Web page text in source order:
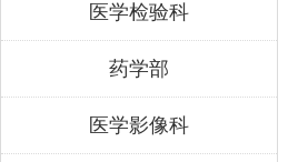
医学检验科
药学部
医学影像科